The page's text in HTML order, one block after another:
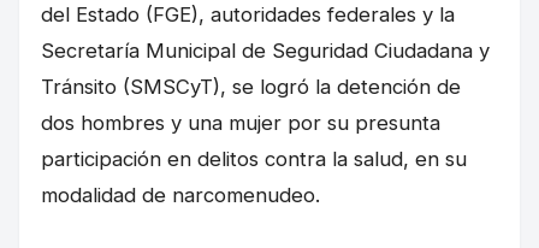
del Estado (FGE), autoridades federales y la
Secretaría Municipal de Seguridad Ciudadana y
Tránsito (SMSCyT), se logró la detención de
dos hombres y una mujer por su presunta
participación en delitos contra la salud, en su
modalidad de narcomenudeo.